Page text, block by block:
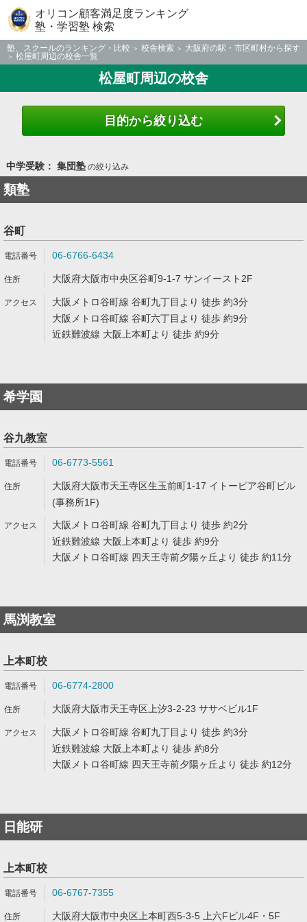
オリコン顧客満足度ランキング
塾・学習塾 検索
塾、スクールのランキング・比較 校舎検索
大阪府の駅・市区町村から探す
松屋町周辺の校舎一覧
松屋町周辺の校舎
目的から絞り込む
中学受験： 集団塾の絞り込み
類塾
谷町
06-6766-6434
大阪府大阪市中央区谷町9-1-7 サンイースト2F
大阪メトロ谷町線 谷町九丁目より 徒歩 約3分
大阪メトロ谷町線 谷町六丁目より 徒歩 約9分
近鉄難波線 大阪上本町より 徒歩 約9分
希学園
谷九教室
06-6773-5561
大阪府大阪市天王寺区生玉前町1-17 イトーピア谷町ビル
(事務所1F)
大阪メトロ谷町線 谷町九丁目より 徒歩 約2分
近鉄難波線 大阪上本町より 徒歩 約9分
大阪メトロ谷町線 四天王寺前夕陽ヶ丘より 徒歩 約11分
馬渕教室
上本町校
06-6774-2800
大阪府大阪市天王寺区上汐3-2-23 ササベビル1F
大阪メトロ谷町線 谷町九丁目より 徒歩 約3分
近鉄難波線 大阪上本町より 徒歩 約8分
大阪メトロ谷町線 四天王寺前夕陽ヶ丘より 徒歩 約12分
日能研
上本町校
06-6767-7355
大阪府大阪市中央区上本町西5-3-5 上六Fビル4F・5F